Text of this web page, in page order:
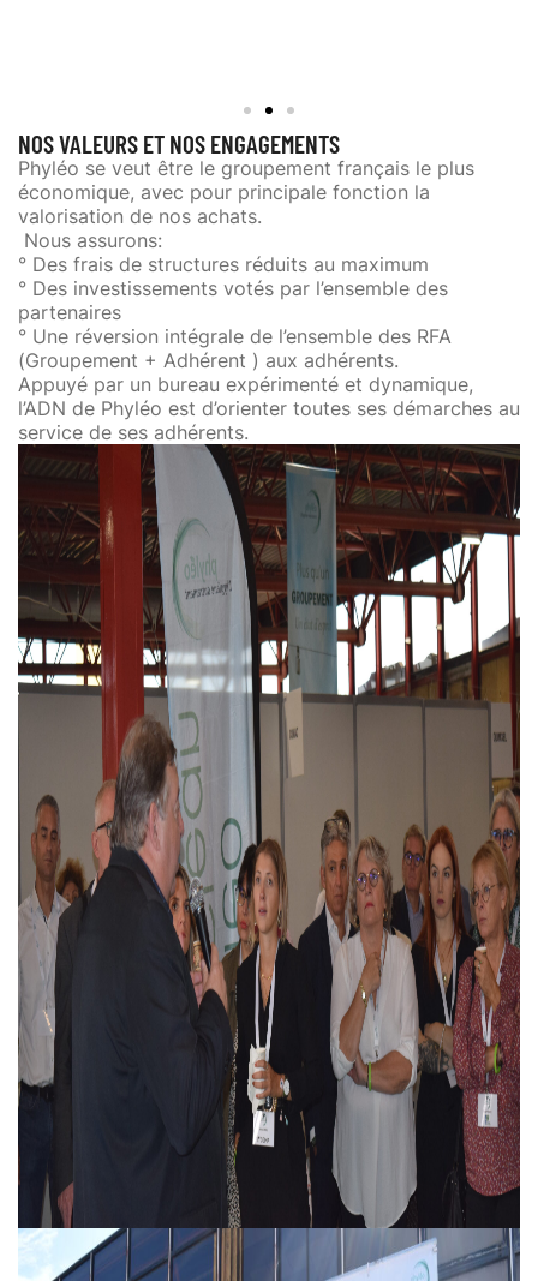
NOS VALEURS ET NOS ENGAGEMENTS
Phyléo se veut être le groupement français le plus
économique, avec pour principale fonction la
valorisation de nos achats.
Nous assurons:
° Des frais de structures réduits au maximum
° Des investissements votés par l’ensemble des
partenaires
° Une réversion intégrale de l’ensemble des RFA
(Groupement + Adhérent ) aux adhérents.
Appuyé par un bureau expérimenté et dynamique,
l’ADN de Phyléo est d’orienter toutes ses démarches au
service de ses adhérents.